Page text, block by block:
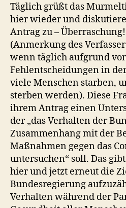
Täglich grüßt das
hier wieder und
Antrag zu –
(Anmerkung des
wenn täglich aufgrund
Fehlentscheidungen in
viele Menschen starben,
sterben werden). Diese
ihrem Antrag einen
der „das Verhalten der
Zusammenhang mit der
Maßnahmen gegen das
untersuchen“ soll. Das
hier und jetzt erneut die
Bundesregierung
Verhalten während der